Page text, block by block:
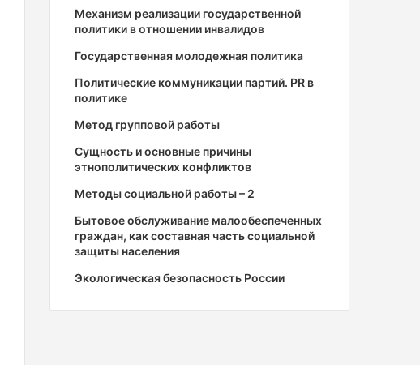
Механизм реализации государственной
политики в отношении инвалидов
Государственная молодежная политика
Политические коммуникации партий. PR в
политике
Метод групповой работы
Сущность и основные причины
этнополитических конфликтов
Методы социальной работы – 2
Бытовое обслуживание малообеспеченных
граждан, как составная часть социальной
защиты населения
Экологическая безопасность России